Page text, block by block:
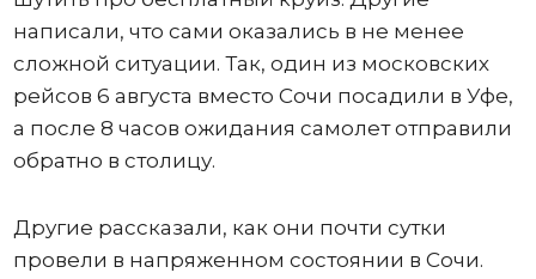
написали, что сами оказались в не менее
сложной ситуации. Так, один из московских
рейсов 6 августа вместо Сочи посадили в Уфе,
а после 8 часов ожидания самолет отправили
обратно в столицу.
Другие рассказали, как они почти сутки
провели в напряженном состоянии в Сочи.